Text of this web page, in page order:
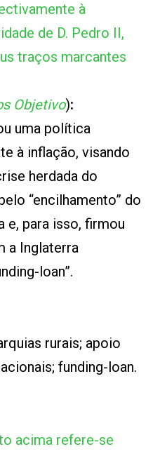
à
de D. Pedro II,
traços marcantes
Objetivo):
uma política
à inflação, visando
herdada do
“encilhamento” do
e, para isso, firmou
a Inglaterra
loan”.
rurais; apoio
funding-loan.
acima refere-se